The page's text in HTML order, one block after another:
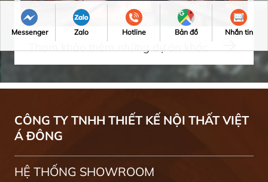
Tham khảo thêm những dự án khác
CÔNG TY TNHH THIẾT KẾ NỘI THẤT VIỆT
Á ĐÔNG
HỆ THỐNG SHOWROOM
Messenger Zalo Hotline Bản đồ Nhắn tin